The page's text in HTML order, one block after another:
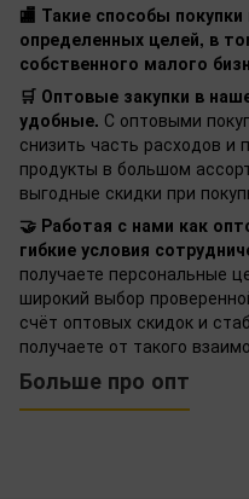
🏬 Такие способы
определенных целей, в
собственного малого
🛒 Оптовые закупки в
удобные. С оптовыми
снизить часть расходов и
продукты в большом
выгодные скидки при
🤝 Работая с нами как
гибкие условия
получаете персональные
широкий выбор
счёт оптовых скидок и
получаете от такого
Больше про опт